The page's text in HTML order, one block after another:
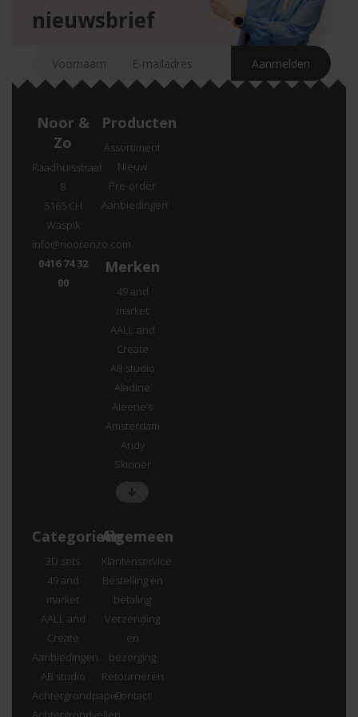
nieuwsbrief
Noor &
Zo
Raadhuisstraat
8
5165 CH
Waspik
info@noorenzo.com
0416 74 32
00
Producten
Assortiment
Nieuw
Pre-order
Aanbiedingen
Merken
49 and
market
AALL and
Create
AB studio
Aladine
Aleene’s
Amsterdam
Andy
Skinner
Categorieën
3D sets
49 and
market
AALL and
Create
Aanbiedingen
AB studio
Achtergrondpapier
Algemeen
Klantenservice
Bestelling en
betaling
Verzending
en
bezorging
Retourneren
Contact